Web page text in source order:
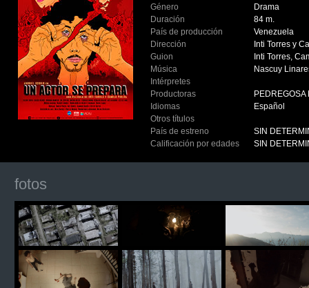
Género
Drama
Duración
84 m.
País de producción
Venezuela
Dirección
Inti Torres y
Guion
Inti Torres,
Música
Nascuy
Intérpretes
Productoras
Idiomas
Español
Otros títulos
País de estreno
SIN
Calificación por edades
SIN
fotos